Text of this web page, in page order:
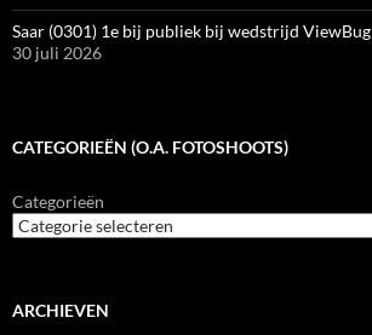
Saar (0301) 1e bij publiek bij wedstrijd ViewBug
30 juli 2026
CATEGORIEËN (O.A. FOTOSHOOTS)
Categorieën
ARCHIEVEN